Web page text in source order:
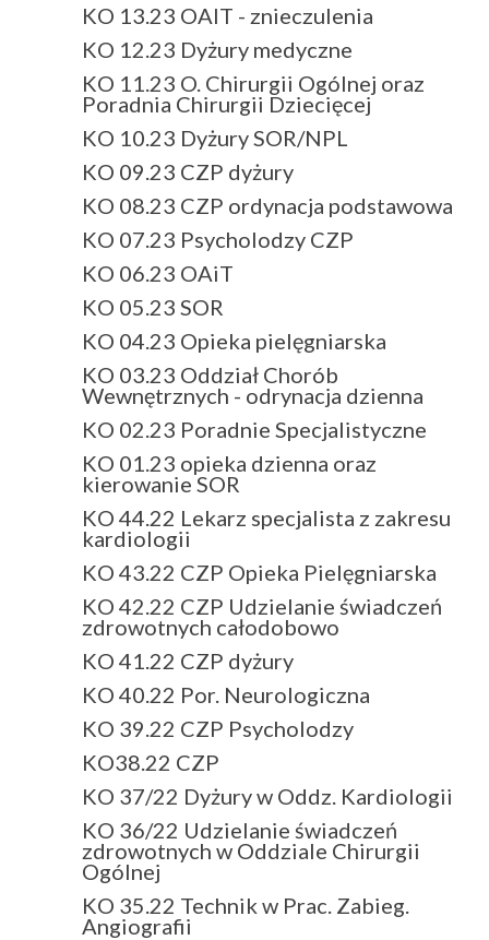
KO 13.23 OAIT - znieczulenia
KO 12.23 Dyżury medyczne
KO 11.23 O. Chirurgii Ogólnej oraz
Poradnia Chirurgii Dziecięcej
KO 10.23 Dyżury SOR/NPL
KO 09.23 CZP dyżury
KO 08.23 CZP ordynacja podstawowa
KO 07.23 Psycholodzy CZP
KO 06.23 OAiT
KO 05.23 SOR
KO 04.23 Opieka pielęgniarska
KO 03.23 Oddział Chorób
Wewnętrznych - odrynacja dzienna
KO 02.23 Poradnie Specjalistyczne
KO 01.23 opieka dzienna oraz
kierowanie SOR
KO 44.22 Lekarz specjalista z zakresu
kardiologii
KO 43.22 CZP Opieka Pielęgniarska
KO 42.22 CZP Udzielanie świadczeń
zdrowotnych całodobowo
KO 41.22 CZP dyżury
KO 40.22 Por. Neurologiczna
KO 39.22 CZP Psycholodzy
KO38.22 CZP
KO 37/22 Dyżury w Oddz. Kardiologii
KO 36/22 Udzielanie świadczeń
zdrowotnych w Oddziale Chirurgii
Ogólnej
KO 35.22 Technik w Prac. Zabieg.
Angiografii